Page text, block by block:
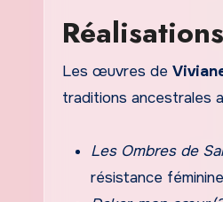
Les œuvres de
traditions ancestrales
Les Ombres de
résistance